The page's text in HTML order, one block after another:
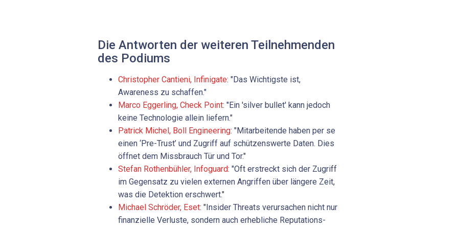
Die Antworten der weiteren Teilnehmenden
des Podiums
Christopher Cantieni, Infinigate: "Das Wichtigste ist,
Awareness zu schaffen."
Marco Eggerling, Check Point: "Ein 'silver bullet' kann jedoch
keine Technologie allein liefern."
Patrick ­Michel, Boll Engineering: "Mitarbeitende haben per se
einen ‘Pre-Trust’ und Zugriff auf schützenswerte Daten. Dies
öffnet dem Missbrauch Tür und Tor."
Stefan Rothenbühler, Infoguard: "Oft erstreckt sich der Zugriff
im Gegensatz zu vielen externen Angriffen über längere Zeit,
was die Detektion erschwert."
Michael Schröder, Eset: "Insider Threats verursachen nicht nur
finanzielle Verluste, sondern auch erhebliche Reputations-